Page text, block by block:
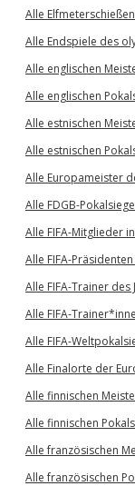
Alle
Alle Endspiele des
Alle englischen
Alle englischen
Alle estnischen
Alle estnischen
Alle Europameister
Alle FDGB-
Alle FIFA-Mitglieder
Alle FIFA-
Alle FIFA-Trainer des
Alle FIFA-
Alle FIFA-
Alle Finalorte der
Alle finnischen
Alle finnischen
Alle französischen
Alle französischen